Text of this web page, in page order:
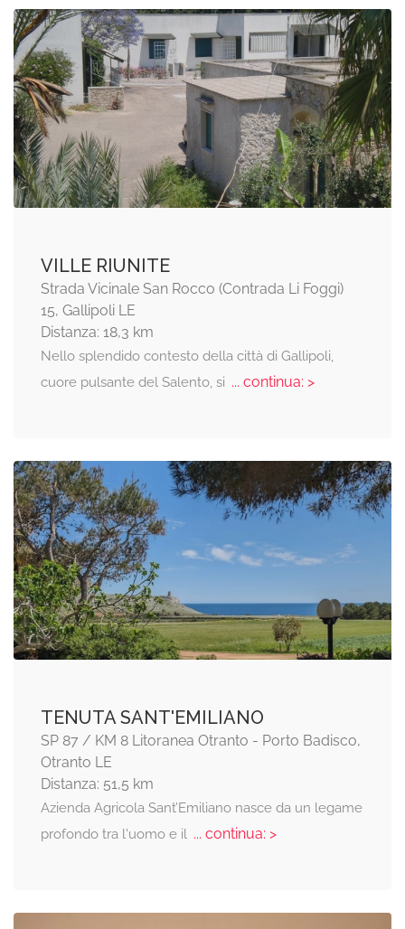
VILLE RIUNITE
Strada Vicinale San Rocco (Contrada Li Foggi)
15, Gallipoli LE
Distanza: 18,3 km
Nello splendido contesto della città di Gallipoli,
cuore pulsante del Salento, si ... continua: >
TENUTA SANT'EMILIANO
SP 87 / KM 8 Litoranea Otranto - Porto Badisco,
Otranto LE
Distanza: 51,5 km
Azienda Agricola Sant’Emiliano nasce da un legame
profondo tra l'uomo e il... continua: >